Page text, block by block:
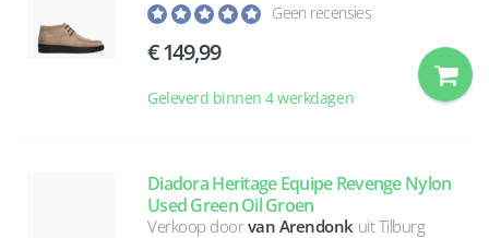
Geen recensies
149,99
Geleverd binnen 4 werkdagen
Diadora Heritage Equipe Revenge Nylon
Used Green Oil Groen
Verkoop doorvan Arendonk uit Tilburg